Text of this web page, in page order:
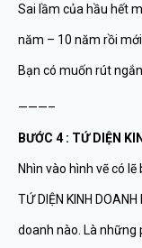
Sai lầm của hầu hết
năm – 10 năm rồi
Bạn có muốn rút
———–
BƯỚC 4 : TỨ DIỆN
Nhìn vào hình vẽ có lẽ
TỨ DIỆN KINH
doanh nào. Là những